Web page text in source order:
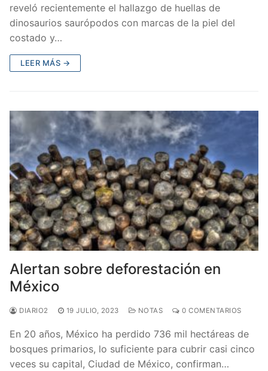
reveló recientemente el hallazgo de huellas de
dinosaurios saurópodos con marcas de la piel del
costado y…
LEER MÁS →
Alertan sobre deforestación en
México
DIARIO2 19 JULIO, 2023 NOTAS 0 COMENTARIOS
En 20 años, México ha perdido 736 mil hectáreas de
bosques primarios, lo suficiente para cubrir casi cinco
veces su capital, Ciudad de México, confirman…